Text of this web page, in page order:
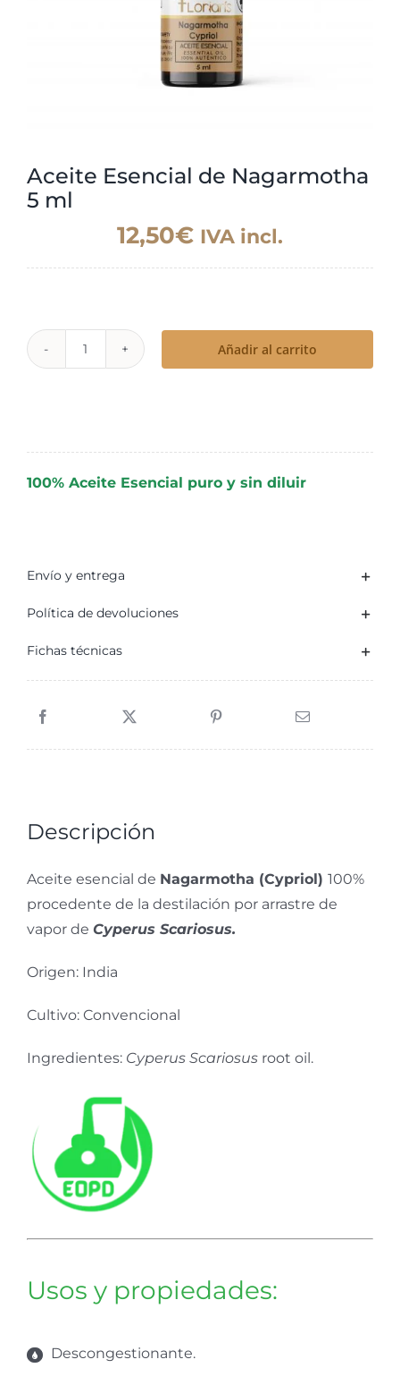
Aceite Esencial de Nagarmotha
5 ml
12,50€ IVA incl.
ml
Añadir al carrito
100% Aceite Esencial puro y sin diluir
Envío y entrega
Política de devoluciones
Fichas técnicas
Descripción
Aceite esencial de Nagarmotha (Cypriol) 100%
procedente de la destilación por arrastre de
vapor de Cyperus Scariosus.
Origen: India
Cultivo: Convencional
Ingredientes: Cyperus Scariosusroot oil.
Usos y propiedades:
Descongestionante.